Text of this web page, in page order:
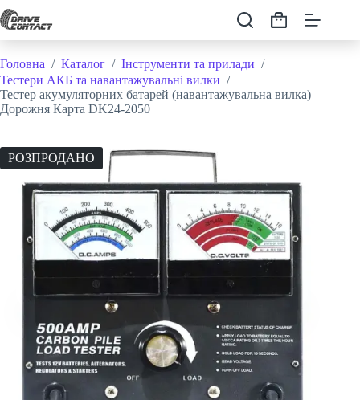
Перейти
до
Кошик
Головна / Каталог / Інструменти та прилади /
Тестери АКБ та навантажувальні вилки /
Тестер акумуляторних батарей (навантажувальна вилка) –
Дорожня Карта DK24-2050
РОЗПРОДАНО